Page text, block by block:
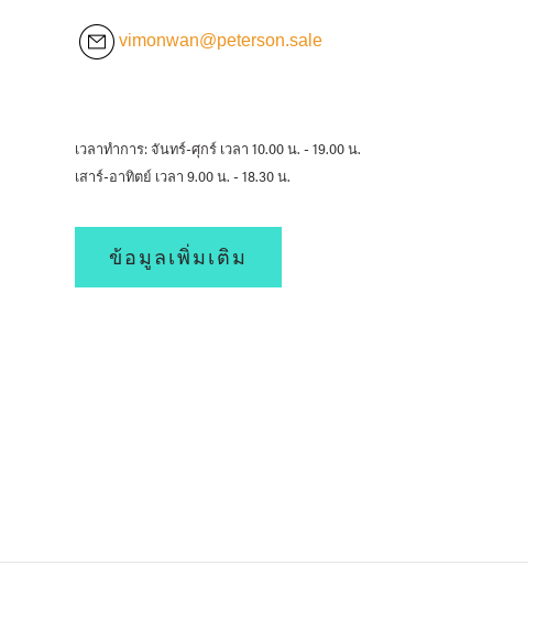
vimonwan@peterson.sale
เวลาทำการ: จันทร์-ศุกร์ เวลา 10.00 น. - 19.00 น.
เสาร์-อาทิตย์ เวลา 9.00 น. - 18.30 น.
ข้อมูลเพิ่มเติม